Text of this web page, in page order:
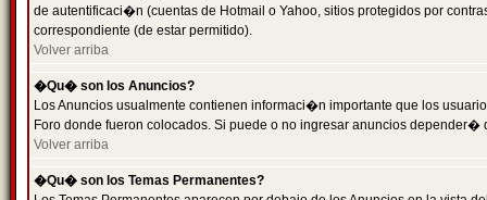
de autentificaci�n (cuentas de Hotmail o Yahoo, sitios protegidos por
correspondiente (de estar permitido).
Volver arriba
�Qu� son los Anuncios?
Los Anuncios usualmente contienen informaci�n importante que los
Foro donde fueron colocados. Si puede o no ingresar anuncios
Volver arriba
�Qu� son los Temas Permanentes?